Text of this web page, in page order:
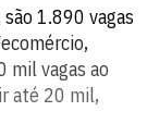
1.890 vagas
mil vagas ao
até 20 mil,